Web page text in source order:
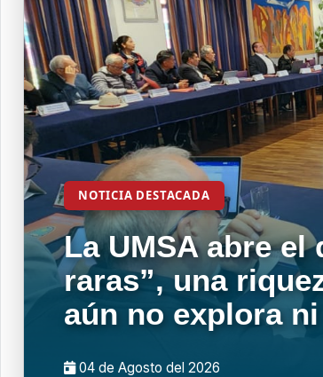
NOTICIA DESTACADA
La UMSA abre el
raras”, una
aún no explora
04 de Agosto del 2026